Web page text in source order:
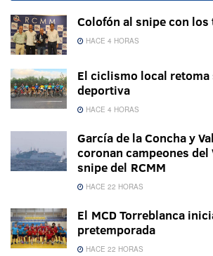
Colofón al snipe con los
HACE 4 HORAS
El ciclismo local
deportiva
HACE 4 HORAS
García de la Concha y
coronan campeones del
snipe del RCMM
HACE 22 HORAS
El MCD Torreblanca
pretemporada
HACE 22 HORAS